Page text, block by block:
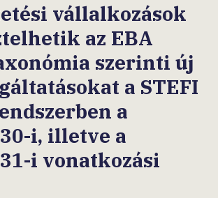
vállalkozások
az EBA
szerinti új
a STEFI
a
i, illetve a
i vonatkozási